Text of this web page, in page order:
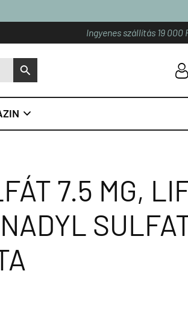
Ingyenes szállítás 19
S U

7.5 MG,